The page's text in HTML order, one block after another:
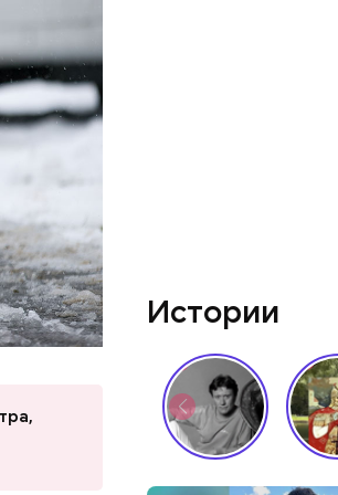
темы.
и
все ещеи
Истории